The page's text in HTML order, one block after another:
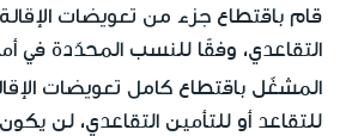
قام باقتطاع جزء من تعويضات الإقالة
التقاعدي، وفقًا للنسب المحدّدة في
المشغّل باقتطاع كامل تعويضات
للتقاعد أو للتأمين التقاعدي، لن